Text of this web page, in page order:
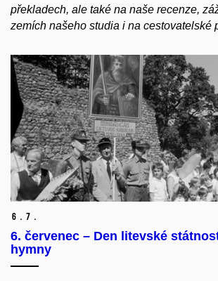
překladech, ale také na naše recenze,
zemích našeho studia i na cestovatelské
6. 7.
6. červenec – Den litevské
hymny